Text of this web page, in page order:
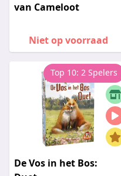
van Cameloot
Niet op voorraad
Top 10: 2 Spelers
De Vos in het Bos: